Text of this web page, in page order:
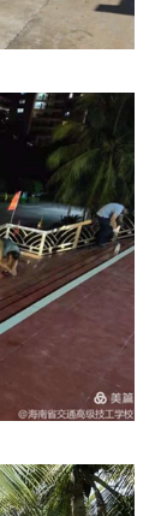
环岛
海旅
海汽
海汽
海汽
海汽
海汽